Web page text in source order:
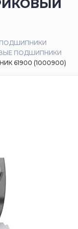
ПОДШИПНИКИ
61900 (1000900)